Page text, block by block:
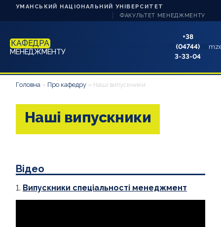
УМАНСЬКИЙ НАЦІОНАЛЬНИЙ УНІВЕРСИТЕТ
ФАКУЛЬТЕТ МЕНЕДЖМЕНТУ
КАФЕДРА
МЕНЕДЖМЕНТУ
+38
(04744)
3-33-04
НОВИНИ
НАУКА ТА ІННОВАЦІЇ
Головна » Про кафедру » Наші випускники
Наші випускники
Відео
1. Випускники спеціальності менеджмент